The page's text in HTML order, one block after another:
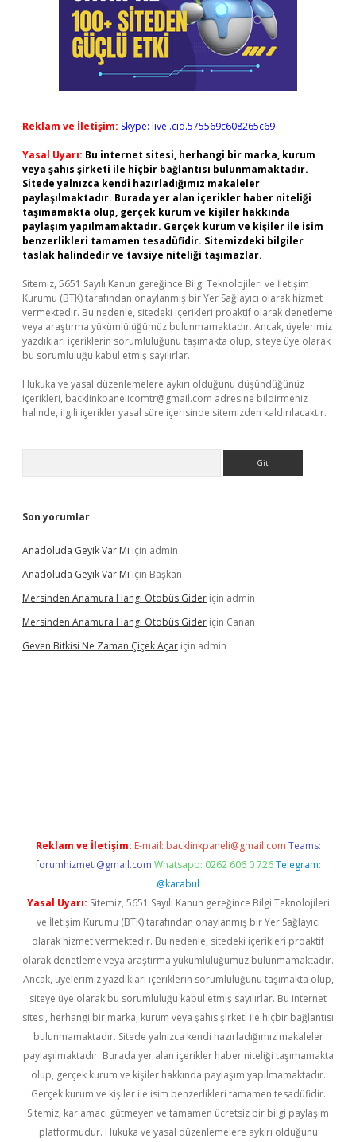
Reklam ve İletişim: Skype: live:.cid.575569c608265c69
Yasal Uyarı: Bu internet sitesi, herhangi bir marka, kurum
veya şahıs şirketi ile hiçbir bağlantısı bulunmamaktadır.
Sitede yalnızca kendi hazırladığımız makaleler
paylaşılmaktadır. Burada yer alan içerikler haber niteliği
taşımamakta olup, gerçek kurum ve kişiler hakkında
paylaşım yapılmamaktadır. Gerçek kurum ve kişiler ile isim
benzerlikleri tamamen tesadüfidir. Sitemizdeki bilgiler
taslak halindedir ve tavsiye niteliği taşımazlar.
Sitemiz, 5651 Sayılı Kanun gereğince Bilgi Teknolojileri ve İletişim
Kurumu (BTK) tarafından onaylanmış bir Yer Sağlayıcı olarak hizmet
vermektedir. Bu nedenle, sitedeki içerikleri proaktif olarak denetleme
veya araştırma yükümlülüğümüz bulunmamaktadır. Ancak, üyelerimiz
yazdıkları içeriklerin sorumluluğunu taşımakta olup, siteye üye olarak
bu sorumluluğu kabul etmiş sayılırlar.
Hukuka ve yasal düzenlemelere aykırı olduğunu düşündüğünüz
içerikleri, backlinkpanelicomtr@gmail.com adresine bildirmeniz
halinde, ilgili içerikler yasal süre içerisinde sitemizden kaldırılacaktır.
Son yorumlar
Anadoluda Geyik Var Mı için admin
Anadoluda Geyik Var Mı için Başkan
Mersinden Anamura Hangi Otobüs Gider için admin
Mersinden Anamura Hangi Otobüs Gider için Canan
Geven Bitkisi Ne Zaman Çiçek Açar için admin
Reklam ve İletişim: E-mail: backlinkpaneli@gmail.com Teams:
forumhizmeti@gmail.com Whatsapp: 0262 606 0 726 Telegram:
@karabul
Yasal Uyarı: Sitemiz, 5651 Sayılı Kanun gereğince Bilgi Teknolojileri
ve İletişim Kurumu (BTK) tarafından onaylanmış bir Yer Sağlayıcı
olarak hizmet vermektedir. Bu nedenle, sitedeki içerikleri proaktif
olarak denetleme veya araştırma yükümlülüğümüz bulunmamaktadır.
Ancak, üyelerimiz yazdıkları içeriklerin sorumluluğunu taşımakta olup,
siteye üye olarak bu sorumluluğu kabul etmiş sayılırlar. Bu internet
sitesi, herhangi bir marka, kurum veya şahıs şirketi ile hiçbir bağlantısı
bulunmamaktadır. Sitede yalnızca kendi hazırladığımız makaleler
paylaşılmaktadır. Burada yer alan içerikler haber niteliği taşımamakta
olup, gerçek kurum ve kişiler hakkında paylaşım yapılmamaktadır.
Gerçek kurum ve kişiler ile isim benzerlikleri tamamen tesadüfidir.
Sitemiz, kar amacı gütmeyen ve tamamen ücretsiz bir bilgi paylaşım
platformudur. Hukuka ve yasal düzenlemelere aykırı olduğunu